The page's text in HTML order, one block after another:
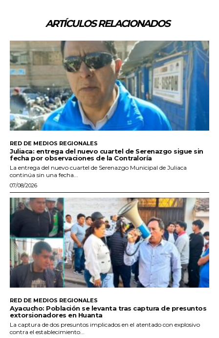
ARTÍCULOS RELACIONADOS
RED DE MEDIOS REGIONALES
Juliaca: entrega del nuevo cuartel de Serenazgo sigue sin
fecha por observaciones de la Contraloría
La entrega del nuevo cuartel de Serenazgo Municipal de Juliaca
continúa sin una fecha...
07/08/2026
RED DE MEDIOS REGIONALES
Ayacucho: Población se levanta tras captura de presuntos
extorsionadores en Huanta
La captura de dos presuntos implicados en el atentado con explosivo
contra el establecimiento...